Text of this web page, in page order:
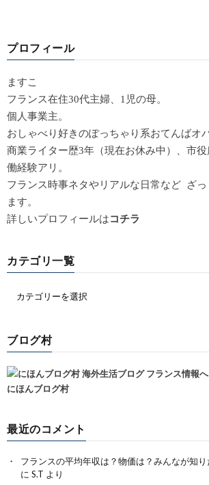
プロフィール
ますこ
フランス在住30代主婦、1児の母。
個人事業主。
おしゃべり好きのぽっちゃり系おてんばオ
商業ライター歴3年（現在お休み中）、市
働経験アリ。
フランス時事ネタやリアルな日常など ざ
ます。
詳しいプロフィールはコチラ
カテゴリ一覧
ブログ村
にほんブログ村
最近のコメント
フランスの平均年収は？物価は？みんなが知
に S.T より